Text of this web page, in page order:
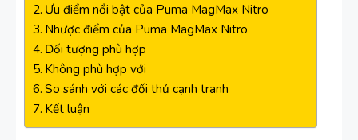
Ưu điểm nổi bật của Puma MagMax Nitro
Nhược điểm của Puma MagMax Nitro
Đối tượng phù hợp
Không phù hợp với
So sánh với các đối thủ cạnh tranh
Kết luận